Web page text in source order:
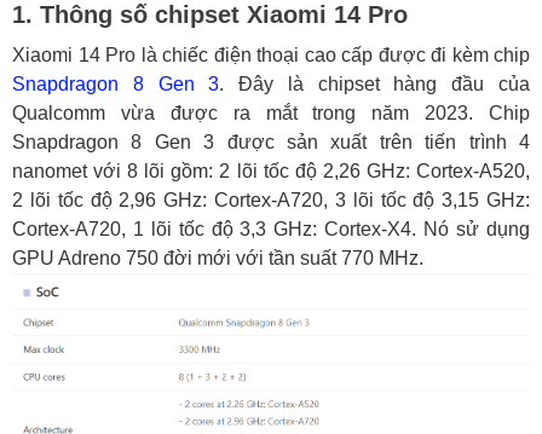
1. Thông số chipset Xiaomi 14 Pro
Xiaomi 14 Pro là chiếc điện thoại cao cấp được đi kèm chip
Snapdragon 8 Gen 3. Đây là chipset hàng đầu của
Qualcomm vừa được ra mắt trong năm 2023. Chip
Snapdragon 8 Gen 3 được sản xuất trên tiến trình 4
nanomet với 8 lõi gồm: 2 lõi tốc độ 2,26 GHz: Cortex-A520,
2 lõi tốc độ 2,96 GHz: Cortex-A720, 3 lõi tốc độ 3,15 GHz:
Cortex-A720, 1 lõi tốc độ 3,3 GHz: Cortex-X4. Nó sử dụng
GPU Adreno 750 đời mới với tần suất 770 MHz.